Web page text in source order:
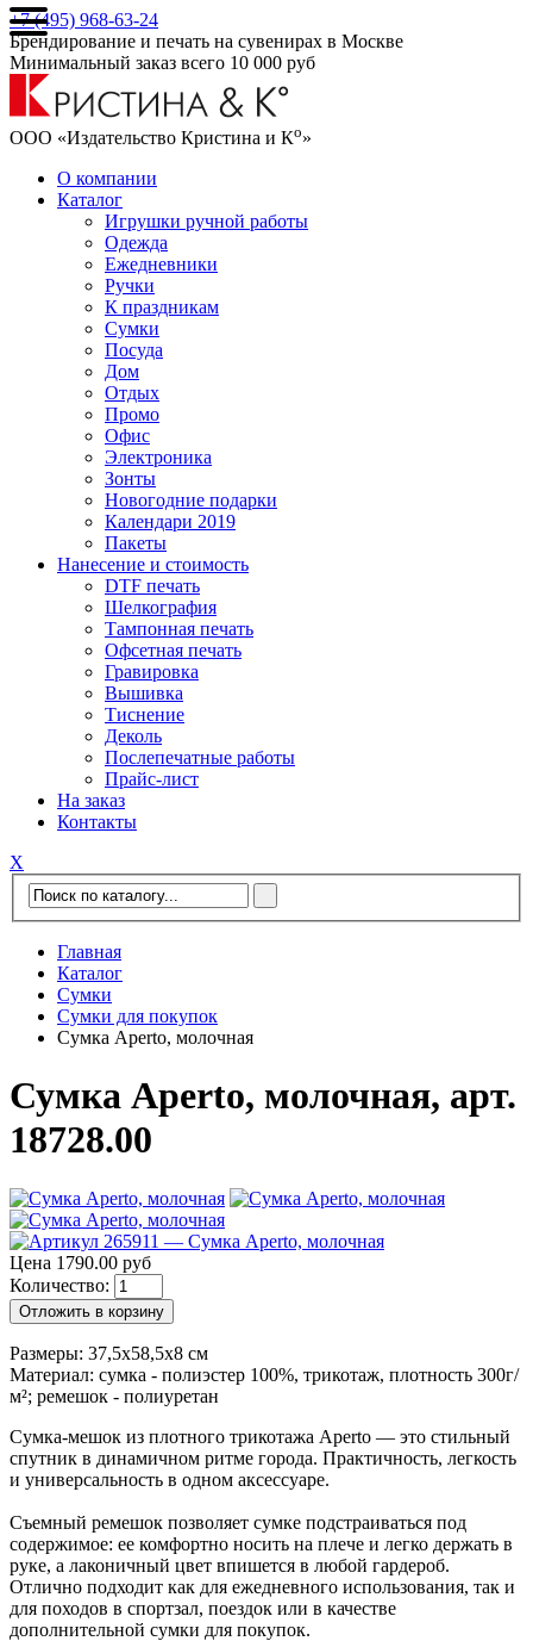
+7 (495) 968-63-24
Брендирование и печать на сувенирах в Москве
Минимальный заказ всего 10 000 руб
ООО «Издательство Кристина и Ко»
О компании
Каталог
Игрушки ручной работы
Одежда
Ежедневники
Ручки
К праздникам
Сумки
Посуда
Дом
Отдых
Промо
Офис
Электроника
Зонты
Новогодние подарки
Календари 2019
Пакеты
Нанесение и стоимость
DTF печать
Шелкография
Тампонная печать
Офсетная печать
Гравировка
Вышивка
Тиснение
Деколь
Послепечатные работы
Прайс-лист
На заказ
Контакты
Х
Главная
Каталог
Сумки
Сумки для покупок
Сумка Aperto, молочная
Сумка Aperto, молочная, арт.
18728.00
Цена 1790.00 руб
Количество:
Отложить в корзину
Размеры: 37,5x58,5x8 см
Материал: сумка - полиэстер 100%, трикотаж, плотность 300г/
м²; ремешок - полиуретан
Сумка-мешок из плотного трикотажа Aperto — это стильный
спутник в динамичном ритме города. Практичность, легкость
и универсальность в одном аксессуаре.
Съемный ремешок позволяет сумке подстраиваться под
содержимое: ее комфортно носить на плече и легко держать в
руке, а лаконичный цвет впишется в любой гардероб.
Отлично подходит как для ежедневного использования, так и
для походов в спортзал, поездок или в качестве
дополнительной сумки для покупок.